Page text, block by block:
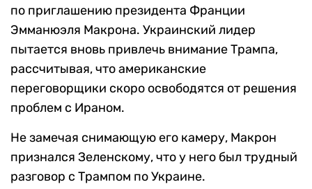
по приглашению президента Франции
Эмманюэля Макрона. Украинский лидер
пытается вновь привлечь внимание Трампа,
рассчитывая, что американские
переговорщики скоро освободятся от решения
проблем с Ираном.
Не замечая снимающую его камеру, Макрон
признался Зеленскому, что у него был трудный
разговор с Трампом по Украине.